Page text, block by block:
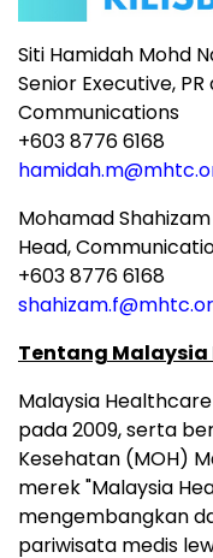
Siti Hamidah Mohd
Senior Executive,
Communications
+603 8776 6168
Mohamad Shahizam
Head,
+603 8776 6168
Tentang
Malaysia
pada 2009, serta
Kesehatan (MOH)
merek "Malaysia
mengembangkan
pariwisata medis